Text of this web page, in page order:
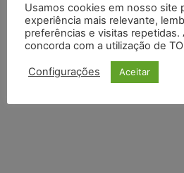
INSCREVER
Li e aceito a Política de
Usamos cookies em nosso site
experiência mais relevante,
preferências e visitas repetidas.
concorda com a utilização de
Configurações Aceitar